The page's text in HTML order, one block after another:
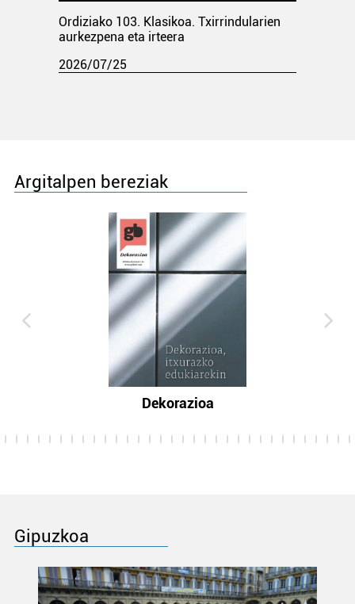
Ordiziako 103. Klasikoa. Txirrindularien
aurkezpena eta irteera
2026/07/25
Argitalpen bereziak
Dekorazioa
Gipuzkoa